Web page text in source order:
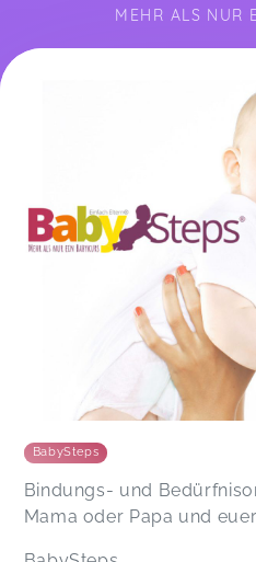
MEHR ALS NUR
Soon you will learn more
BabySteps
Bindungs- und
Mama oder Papa und